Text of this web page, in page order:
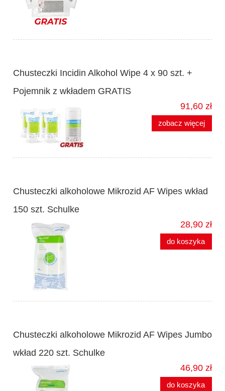
Chusteczki Incidin Alkohol Wipe 4 x 90 szt. +
Pojemnik z wkładem GRATIS
91,60 zł
zobacz więcej
Chusteczki alkoholowe Mikrozid AF Wipes wkład
150 szt. Schulke
28,90 zł
do koszyka
Chusteczki alkoholowe Mikrozid AF Wipes Jumbo
wkład 220 szt. Schulke
46,90 zł
do koszyka